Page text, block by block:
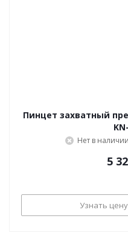
Пинцет захватный
Нет в наличии
5
Узнать